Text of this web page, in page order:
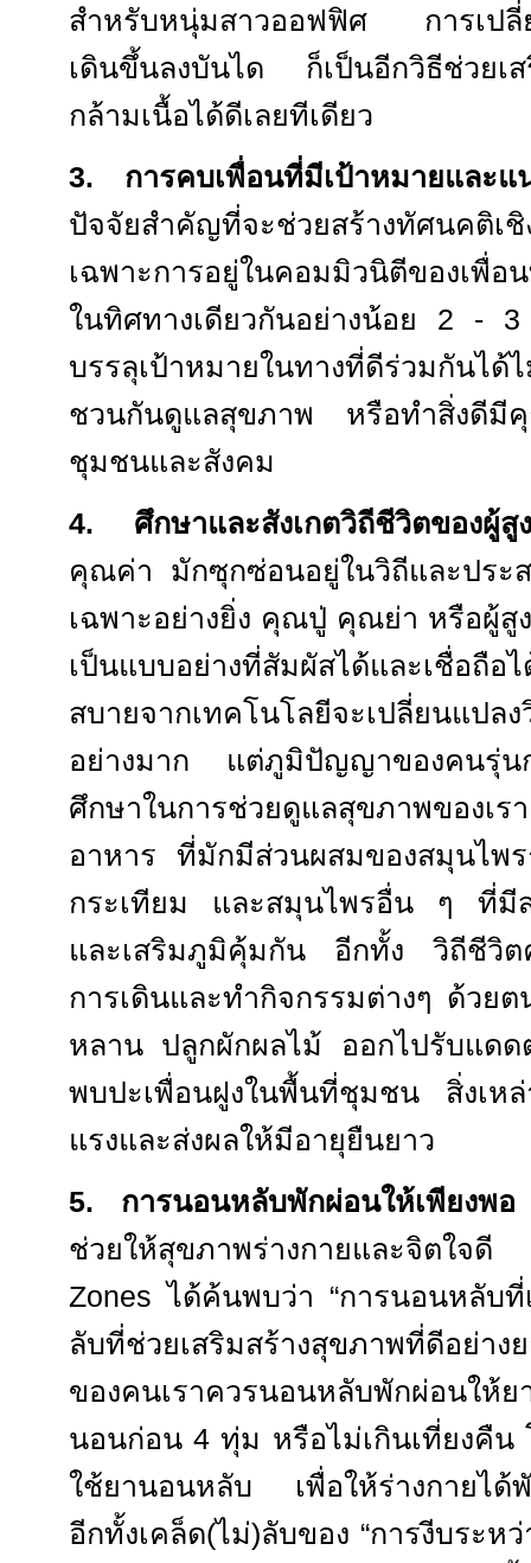
สำหรับหนุ่มสาวออฟฟิศ การเปลี่ย
เดินขึ้นลงบันได ก็เป็นอีกวิธีช่วยเส
กล้ามเนื้อได้ดีเลยทีเดียว
3. การคบเพื่อนที่มีเป้าหมายแล
ปัจจัยสำคัญที่จะช่วยสร้างทัศนคติเ
เฉพาะการอยู่ในคอมมิวนิตีของเพื่อ
ในทิศทางเดียวกันอย่างน้อย 2 - 3
บรรลุเป้าหมายในทางที่ดีร่วมกันไ
ชวนกันดูแลสุขภาพ หรือทำสิ่งดีมีคุ
ชุมชนและสังคม
4. ศึกษาและสังเกตวิถีชีวิตของ
คุณค่า มักซุกซ่อนอยู่ในวิถีและประ
เฉพาะอย่างยิ่ง คุณปู่ คุณย่า หรือผู้สูง
เป็นแบบอย่างที่สัมผัสได้และเชื่อถื
สบายจากเทคโนโลยีจะเปลี่ยนแปล
อย่างมาก แต่ภูมิปัญญาของคนรุ่นก่
ศึกษาในการช่วยดูแลสุขภาพขอ
อาหาร ที่มักมีส่วนผสมของสมุนไ
กระเทียม และสมุนไพรอื่น ๆ ที่มีส
และเสริมภูมิคุ้มกัน อีกทั้ง วิถีชีวิต
การเดินและทำกิจกรรมต่างๆ ด้วย
หลาน ปลูกผักผลไม้ ออกไปรับแด
พบปะเพื่อนฝูงในพื้นที่ชุมชน สิ่งเหล่
แรงและส่งผลให้มีอายุยืนยาว
5. การนอนหลับพักผ่อนให้เพียงพ
ช่วยให้สุขภาพร่างกายและจิตใ
Zonesได้ค้นพบว่า “การนอนหลับที่
ลับที่ช่วยเสริมสร้างสุขภาพที่ดีอย่า
ของคนเราควรนอนหลับพักผ่อนให้
นอนก่อน 4ทุ่ม หรือไม่เกินเที่ยงคืน
ใช้ยานอนหลับ เพื่อให้ร่างกายได้
อีกทั้งเคล็ด(ไม่)ลับของ “การงีบระหว่